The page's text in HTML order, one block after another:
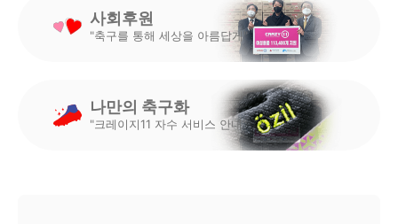
사회후원
"축구를 통해 세상을 아름답게"
나만의 축구화
"크레이지11 자수 서비스 안내"